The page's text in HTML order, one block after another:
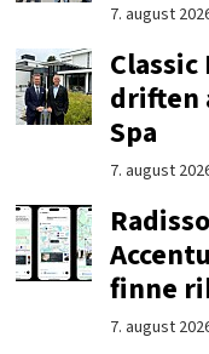
7. august
driften
Spa
7. august
finne
7. august